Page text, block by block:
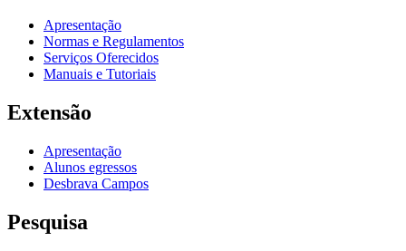
Apresentação
Normas e Regulamentos
Serviços Oferecidos
Manuais e Tutoriais
Extensão
Apresentação
Alunos egressos
Desbrava Campos
Pesquisa